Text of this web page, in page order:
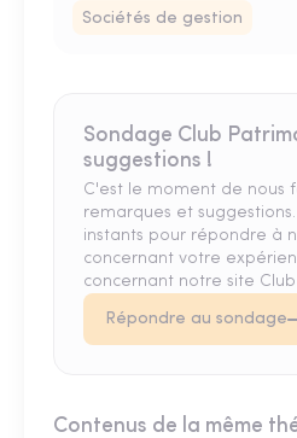
Sociétés de gestion
Sondage Club
suggestions !
C'est le moment de nous
remarques et
instants pour répondre à
concernant votre
concernant notre site
Répondre au sondage
Contenus de la même